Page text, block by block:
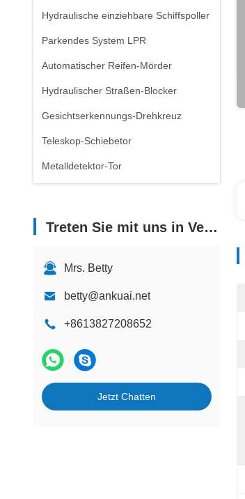
Hydraulische einziehbare Schiffspoller
Parkendes System LPR
Automatischer Reifen-Mörder
Hydraulischer Straßen-Blocker
Gesichtserkennungs-Drehkreuz
Teleskop-Schiebetor
Metalldetektor-Tor
Treten Sie mit uns in Verbindung
Mrs. Betty
betty@ankuai.net
+8613827208652
Jetzt Chatten